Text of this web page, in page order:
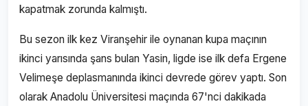
kapatmak zorunda kalmıştı.
Bu sezon ilk kez Viranşehir ile oynanan kupa maçının
ikinci yarısında şans bulan Yasin, ligde ise ilk defa Ergene
Velimeşe deplasmanında ikinci devrede görev yaptı. Son
olarak Anadolu Üniversitesi maçında 67'nci dakikada